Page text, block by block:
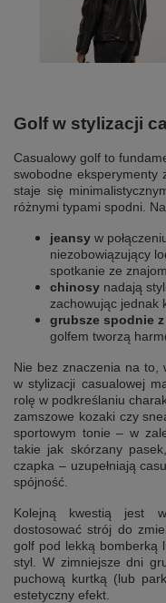
Golf w stylizacji
Casualowy golf to
swobodne eksperymenty
staje się
różnymi typami spodni. Na
jeansy w
niezobowiązujący
spotkanie ze
chinosy nadają
zachowując jednak
grubsze spodnie
golfem tworzą
Nie bez znaczenia na to,
w stylizacji casualowej
rolę w podkreślaniu
zamszowe kozaki czy
sportowym tonie – w
takie jak skórzany
czapka – uzupełniają
spójność.
Kolejną kwestią jest
dostosować strój do
golf pod lekką bomberką
styl. W zimniejsze dni
puchową kurtką (lub
estetyczny efekt.